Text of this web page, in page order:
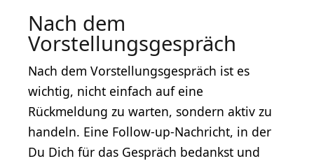
Nach dem
Vorstellungsgespräch
Nach dem Vorstellungsgespräch ist es
wichtig, nicht einfach auf eine
Rückmeldung zu warten, sondern aktiv zu
handeln. Eine Follow-up-Nachricht, in der
Du Dich für das Gespräch bedankst und